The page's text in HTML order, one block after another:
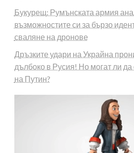
Букурещ: Румънската армия
възможностите си за бързо
сваляне на дронове
Дръзките удари на Украйна
дълбоко в Русия! Но могат ли да
на Путин?